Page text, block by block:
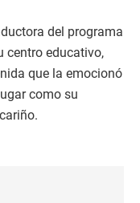
del programa
centro educativo,
que la emocionó
como su